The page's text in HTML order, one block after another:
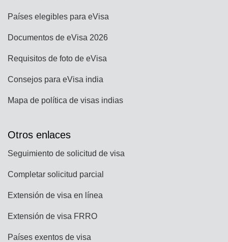
Países elegibles para eVisa
Documentos de eVisa 2026
Requisitos de foto de eVisa
Consejos para eVisa india
Mapa de política de visas indias
Otros enlaces
Seguimiento de solicitud de visa
Completar solicitud parcial
Extensión de visa en línea
Extensión de visa FRRO
Países exentos de visa